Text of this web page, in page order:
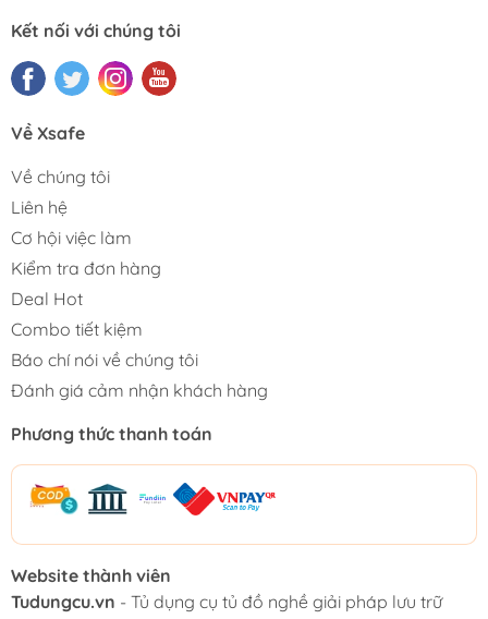
Kết nối với chúng tôi
Về Xsafe
Về chúng tôi
Liên hệ
Cơ hội việc làm
Kiểm tra đơn hàng
Deal Hot
Combo tiết kiệm
Báo chí nói về chúng tôi
Đánh giá cảm nhận khách hàng
Phương thức thanh toán
Website thành viên
Tudungcu.vn - Tủ dụng cụ tủ đồ nghề giải pháp lưu trữ